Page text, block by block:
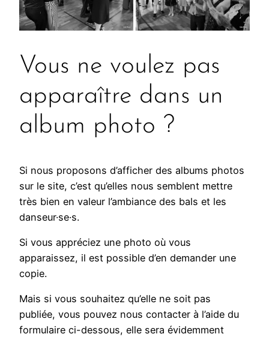
Vous ne voulez pas
apparaître dans un
album photo ?
Si nous proposons d’afficher des albums photos
sur le site, c’est qu’elles nous semblent mettre
très bien en valeur l’ambiance des bals et les
danseur·se·s.
Si vous appréciez une photo où vous
apparaissez, il est possible d’en demander une
copie.
Mais si vous souhaitez qu’elle ne soit pas
publiée, vous pouvez nous contacter à l’aide du
formulaire ci-dessous, elle sera évidemment